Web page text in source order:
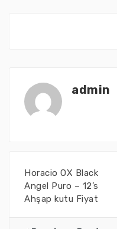
admin
Horacio OX Black
Angel Puro – 12’s
Ahşap kutu Fiyat